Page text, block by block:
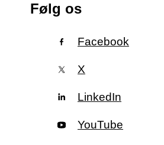
Følg os
Facebook
X
LinkedIn
YouTube